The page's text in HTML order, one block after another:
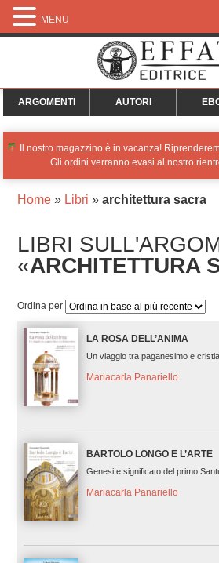
ARGOMENTI AUTORI
Il nostro magazzino è in vacanza!
Gli ordini verranno evasi al nostro
Home» Libri » architettura sacra
LIBRI
«ARCHITETTURA
Ordina per
LA ROSA DELL’ANIMA
Un viaggio tra paganesimo e
Mariacarla Panariello
BARTOLO LONGO E L’ARTE
Genesi e significato del primo
Mariacarla Panariello
MENU